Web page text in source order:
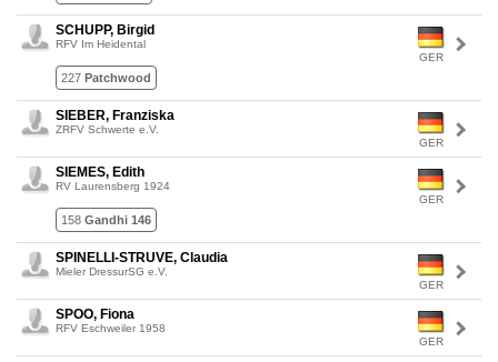
GER
SCHUPP, Birgid
RFV Im Heidental
227 Patchwood
GER
SIEBER, Franziska
ZRFV Schwerte e.V.
GER
SIEMES, Edith
RV Laurensberg 1924
158 Gandhi 146
GER
SPINELLI-STRUVE, Claudia
Mieler DressurSG e.V.
GER
SPOO, Fiona
RFV Eschweiler 1958